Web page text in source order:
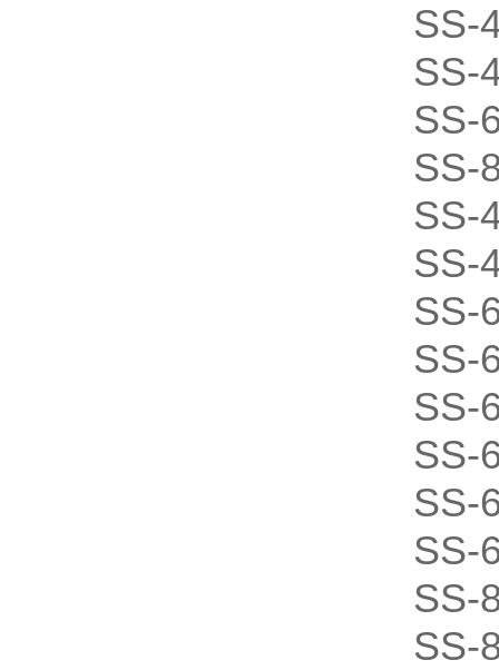
SS-
SS-
SS-
SS-
SS-
SS-
SS-
SS-
SS-
SS-
SS-
SS-
SS-
SS-